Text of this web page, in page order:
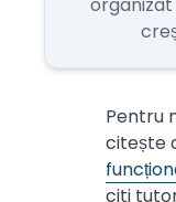
Pentru
citește
citi